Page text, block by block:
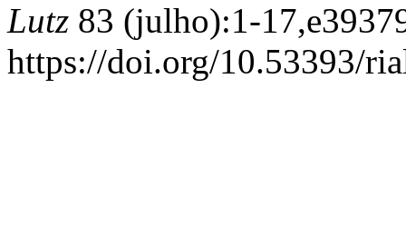
Lutz 83 (julho):1-
https://doi.org/10.53393/